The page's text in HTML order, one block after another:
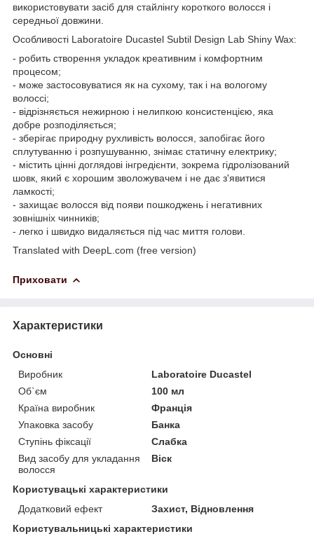
використовувати засіб для стайлінгу короткого волосся і
середньої довжини.
Особливості Laboratoire Ducastel Subtil Design Lab Shiny Wax:
- робить створення укладок креативним і комфортним
процесом;
- може застосовуватися як на сухому, так і на вологому
волоссі;
- відрізняється нежирною і нелипкою консистенцією, яка
добре розподіляється;
- зберігає природну рухливість волосся, запобігає його
сплутуванню і розпушуванню, знімає статичну електрику;
- містить цінні доглядові інгредієнти, зокрема гідролізований
шовк, який є хорошим зволожувачем і не дає з'явитися
ламкості;
- захищає волосся від появи пошкоджень і негативних
зовнішніх чинників;
- легко і швидко видаляється під час миття голови.
Translated with DeepL.com (free version)
Приховати
Характеристики
Основні
Виробник
Laboratoire Ducastel
Об`єм
100 мл
Країна виробник
Франція
Упаковка засобу
Банка
Ступінь фіксації
Слабка
Вид засобу для укладання
волосся
Віск
Користувацькi характеристики
Додатковий ефект
Захист, Відновлення
Користувальницькі характеристики